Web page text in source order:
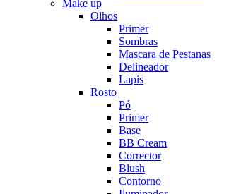
Make up
Olhos
Primer
Sombras
Mascara de Pestanas
Delineador
Lapis
Rosto
Pó
Primer
Base
BB Cream
Corrector
Blush
Contorno